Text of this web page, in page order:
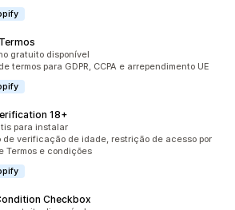
todo
gratuito disponível
termos para GDPR, CCPA e arrependimento UE
18+
todo
para instalar
de verificação de idade, restrição de acesso por
Termos e condições
Checkbox